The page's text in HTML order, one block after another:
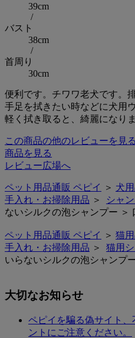
39cm
/
バスト
38cm
/
首周り
30cm
便利です。チワワ老犬です。
手足を拭きたい時などに犬用
軽く拭き取ると、綺麗になりま
この商品の他のレビューを見る
商品を見る
レビュー広場へ
ペット用品通販 ペピイ ＞ 犬
手入れ・お掃除用品 ＞ シャ
ないシルクの泡シャンプー ＞
ペット用品通販 ペピイ ＞ 猫
手入れ・お掃除用品 ＞ 猫用
いらないシルクの泡シャンプ
大切なお知らせ
ペピイを騙る偽サイト、
ントにご注意ください。